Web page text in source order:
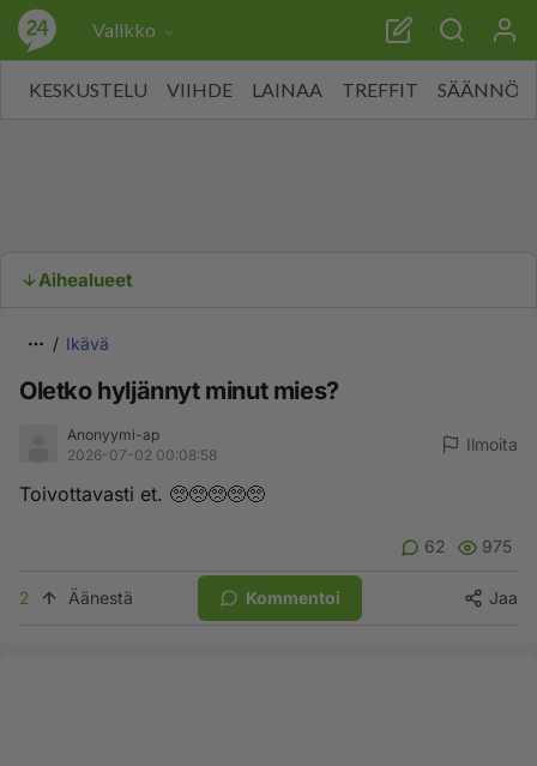
Valikko
KESKUSTELU VIIHDE LAINAA TREFFIT SÄÄNNÖT
Aihealueet
Ikävä
Oletko hyljännyt minut mies?
Anonyymi-ap
2026-07-02 00:08:58
Ilmoita
Toivottavasti et. 🥺🥺🥺🥺🥺
62 975
2 Äänestä Kommentoi Jaa